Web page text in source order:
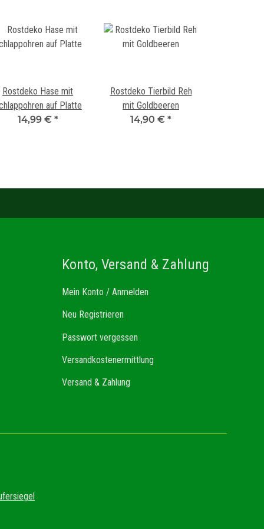
Rostdeko Hase mit
auf Platte
14,99 € *
Rostdeko Tierbild Reh
mit Goldbeeren
14,90 € *
Konto, Versand & Zahlung
Mein Konto / Anmelden
Neu Registrieren
Passwort vergessen
Versandkostenermittlung
Versand & Zahlung